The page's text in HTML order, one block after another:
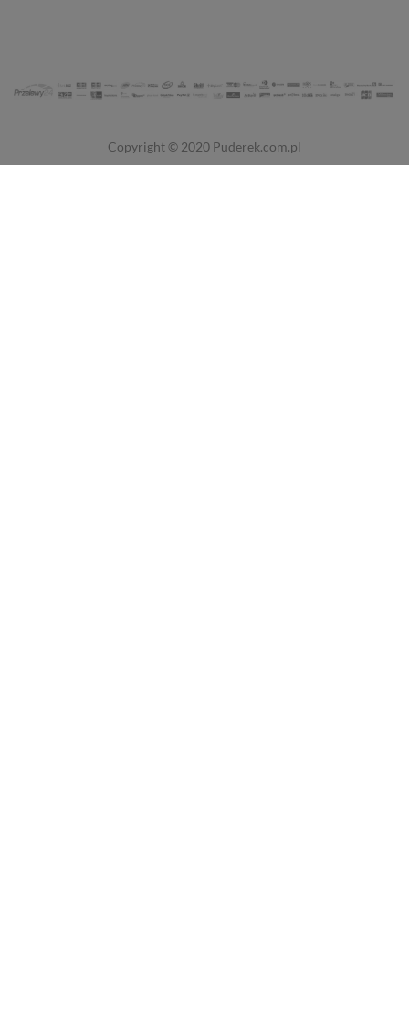
Copyright © 2020 Puderek.com.pl